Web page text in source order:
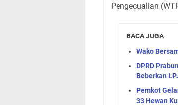
Pengecualian
BACA JUGA
Wako
DPRD
Beberkan
Pemkot
33 Hewan